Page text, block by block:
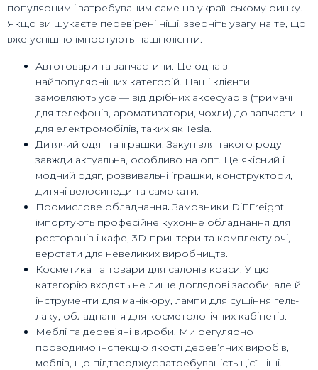
популярним і затребуваним саме на українському ринку.
Якщо ви шукаєте перевірені ніші, зверніть увагу на те, що
вже успішно імпортують наші клієнти.
Автотовари та запчастини. Це одна з
найпопулярніших категорій. Наші клієнти
замовляють усе — від дрібних аксесуарів (тримачі
для телефонів, ароматизатори, чохли) до запчастин
для електромобілів, таких як Tesla.
Дитячий одяг та іграшки. Закупівля такого роду
завжди актуальна, особливо на опт. Це якісний і
модний одяг, розвивальні іграшки, конструктори,
дитячі велосипеди та самокати.
Промислове обладнання. Замовники DiFFreight
імпортують професійне кухонне обладнання для
ресторанів і кафе, 3D-принтери та комплектуючі,
верстати для невеликих виробництв.
Косметика та товари для салонів краси. У цю
категорію входять не лише доглядові засоби, але й
інструменти для манікюру, лампи для сушіння гель-
лаку, обладнання для косметологічних кабінетів.
Меблі та дерев’яні вироби. Ми регулярно
проводимо інспекцію якості дерев’яних виробів,
меблів, що підтверджує затребуваність цієї ніші.